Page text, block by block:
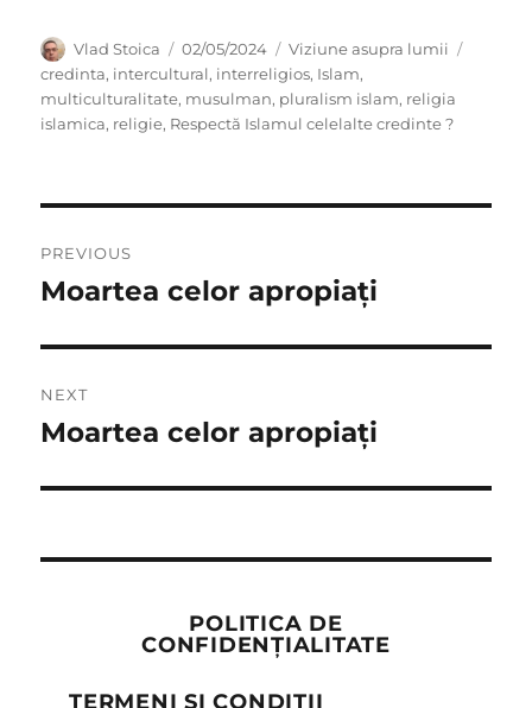
Author
Vlad Stoica
Posted
on
02/05/2024 Categories
Viziune asupra lumii
credinta, intercultural, interreligios, Islam,
multiculturalitate, musulman, pluralism islam, religia
islamica, religie, Respectă Islamul celelalte credinte ?
navigation
PREVIOUS
Previous
Moartea celor apropiați
NEXT
Next
Moartea celor apropiați
POLITICA DE
CONFIDENȚIALITATE
TERMENI ȘI CONDIȚII